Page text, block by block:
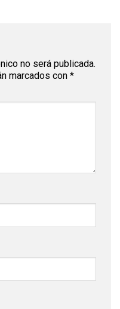
no será publicada.
marcados con *